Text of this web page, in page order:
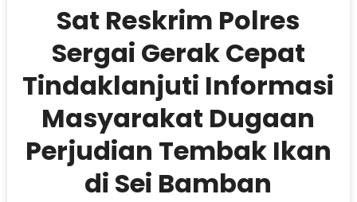
Sat Reskrim Polres
Sergai Gerak Cepat
Tindaklanjuti Informasi
Masyarakat Dugaan
Perjudian Tembak Ikan
di Sei Bamban